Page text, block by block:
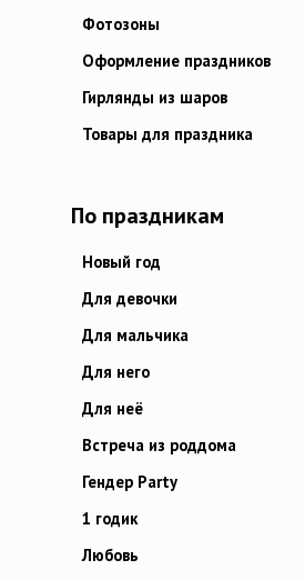
Фотозоны
Оформление праздников
Гирлянды из шаров
Товары для праздника
По праздникам
Новый год
Для девочки
Для мальчика
Для него
Для неё
Встреча из роддома
Гендер Party
1 годик
Любовь